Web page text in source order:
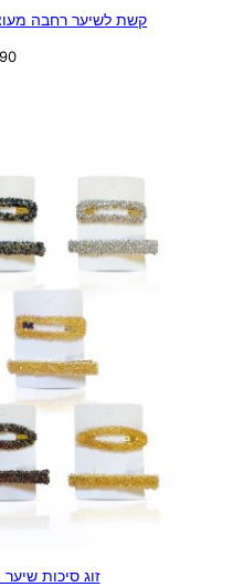
קשת לשיער רחבה
זוג סיכות